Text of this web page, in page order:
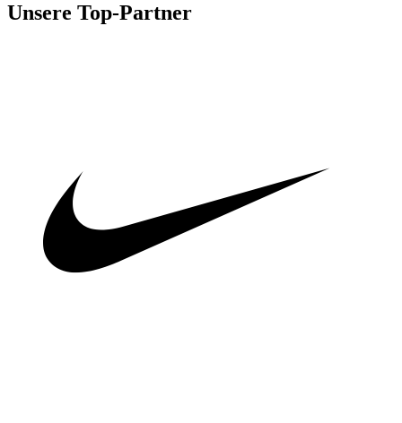
Unsere Top-Partner